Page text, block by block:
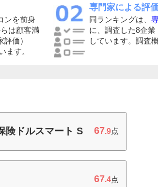
ンを前身
は顧客満
価）
ます。
専門家による評
同ランキングは、
に、調査した8企
しています。調査
険ドルスマート S 67.9点
67.4点